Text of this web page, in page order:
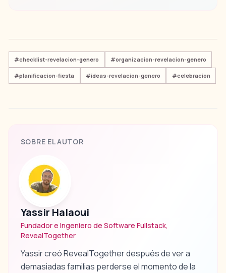
#checklist-revelacion-genero #organizacion-revelacion-genero
#planificacion-fiesta #ideas-revelacion-genero #celebracion
SOBRE EL AUTOR
Yassir Halaoui
Fundador e Ingeniero de Software Fullstack,
RevealTogether
Yassir creó RevealTogether después de ver a
demasiadas familias perderse el momento de la